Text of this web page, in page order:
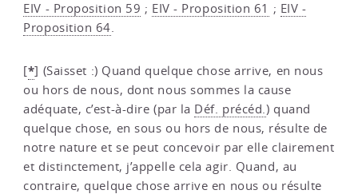
EIV - Proposition 59 ; EIV - Proposition 61 ; EIV -
Proposition 64.
[*] (Saisset :) Quand quelque chose arrive, en nous
ou hors de nous, dont nous sommes la cause
adéquate, c’est-à-dire (par la Déf. précéd. ) quand
quelque chose, en sous ou hors de nous, résulte de
notre nature et se peut concevoir par elle clairement
et distinctement, j’appelle cela agir. Quand, au
contraire, quelque chose arrive en nous ou résulte